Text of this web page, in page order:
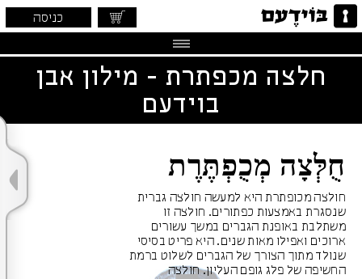
כניסה
חלצה מכפתרת - מילון אבן
בוידעם
חֻלְּצָה מְכֻפְתֶּרֶת
חולצה מכופתרת היא למעשה חולצה גברית
שנסגרת באמצעות כפתורים. חולצה זו
משתלבת באופנת הגברים במשך עשורים
ארוכים ואפילו מאות שנים. היא פריט בסיסי
שנולד מתוך הצורך של הגברים לשלוט ברמת
החשיפה של פלג גופם העליון. חולצה